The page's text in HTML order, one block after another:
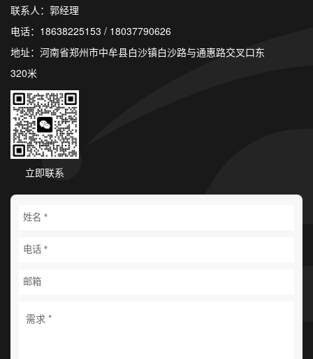
联系人：郭经理
电话：18638225153 / 18037790626
地址：河南省郑州市中牟县白沙镇白沙路与通惠路交叉口东
320米
立即联系